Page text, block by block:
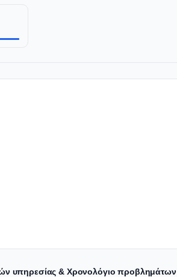
υπηρεσίας & Χρονολόγιο προβλημάτων